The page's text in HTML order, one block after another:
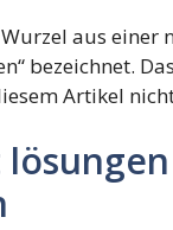
aus
bezeichnet.
Artikel